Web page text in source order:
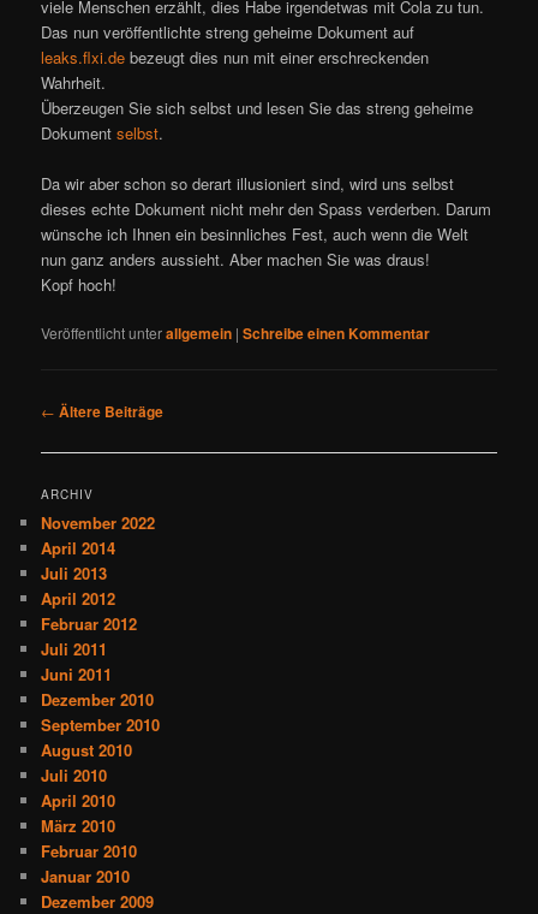
viele Menschen erzählt, dies Habe irgendetwas mit Cola zu tun.
Das nun veröffentlichte streng geheime Dokument auf
leaks.flxi.de bezeugt dies nun mit einer erschreckenden
Wahrheit.
Überzeugen Sie sich selbst und lesen Sie das streng geheime
Dokumentselbst.
Da wir aber schon so derart illusioniert sind, wird uns selbst
dieses echte Dokument nicht mehr den Spass verderben. Darum
wünsche ich Ihnen ein besinnliches Fest, auch wenn die Welt
nun ganz anders aussieht. Aber machen Sie was draus!
Kopf hoch!
Veröffentlicht unterallgemein |Schreibe einen Kommentar
Beitragsnavigation
← Ältere Beiträge
ARCHIV
November 2022
April 2014
Juli 2013
April 2012
Februar 2012
Juli 2011
Juni 2011
Dezember 2010
September 2010
August 2010
Juli 2010
April 2010
März 2010
Februar 2010
Januar 2010
Dezember 2009